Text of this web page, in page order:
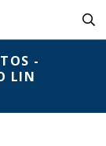
-
LIN